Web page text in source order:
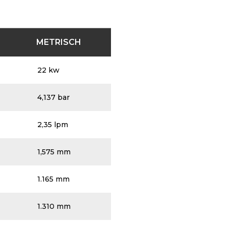
METRISCH
22 kw
4,137 bar
2,35 lpm
1,575 mm
1.165 mm
1.310 mm